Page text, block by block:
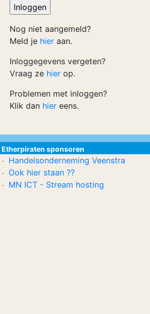
Nog niet aangemeld?
Meld je hier aan.
Inloggegevens vergeten?
Vraag ze hier op.
Problemen met inloggen?
Klik dan hier eens.
Etherpiraten sponsoren
Handelsonderneming Veenstra
Ook hier staan ??
MN ICT - Stream hosting